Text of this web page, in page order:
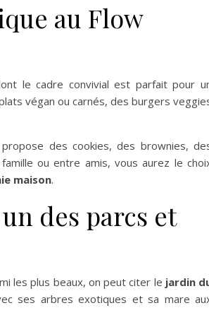
au Flow
le cadre convivial est parfait pour
végan ou carnés, des burgers
des cookies, des brownies,
ou entre amis, vous aurez le
maison.
des parcs et
les plus beaux, on peut citer le jardin
ses arbres exotiques et sa mare